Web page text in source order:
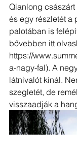
Qianlong
és egy részletét a
palotában is
bővebben itt
https://
a-nagy-fal). A
látnivalót kínál.
szegletét, de
visszaadják a